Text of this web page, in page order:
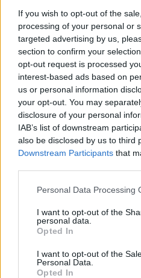
If you wish to opt-out of the
processing of your personal or
targeted advertising by us,
section to confirm your
opt-out request is processed
interest-based ads based on
us or personal information
your opt-out. You may
disclosure of your personal
IAB’s list of downstream
also be disclosed by us to third
Downstream Participants that
Personal Data Processing
I want to opt-out of the
personal data.
Opted In
I want to opt-out of the
Personal Data.
Opted In